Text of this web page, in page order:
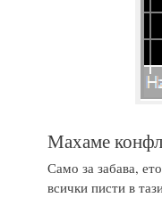
Махаме
Само за забава,
всички писти в